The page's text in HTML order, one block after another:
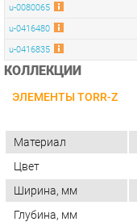
u-0080065
u-0416480
u-0416835
КОЛЛЕКЦИИ
ЭЛЕМЕНТЫ TORR-Z
Материал
Цвет
Ширина, мм
Глубина, мм